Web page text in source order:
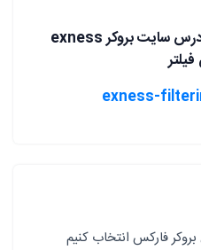
فایل پی دی اف راهنمای آدرس سایت بروکر exness
فارکس انتخاب کنیم